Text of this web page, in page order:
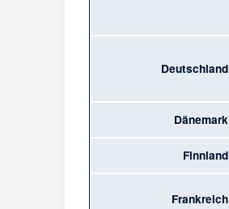
Deutschland
Dänemark
Finnland
Frankreich